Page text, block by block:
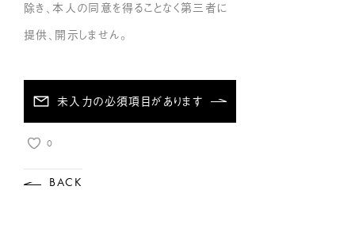
除き、本人の同意を得ることなく第三者に
提供、開示しません。
未入力の必須項目があります
0
BACK